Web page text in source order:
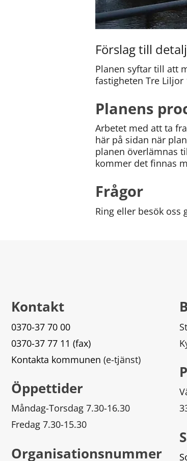
Förslag till
Planen syftar till att
fastigheten Tre Liljor
Planens
Arbetet med att ta
här på sidan när
planen överlämnas
kommer det finnas
Frågor
Ring eller besök oss
Kontakt
0370-37 70 00
0370-37 77 11 (fax)
Kontakta kommunen (e-tjänst)
Öppettider
Måndag-Torsdag 7.30-16.30
Fredag 7.30-15.30
Organisationsnummer